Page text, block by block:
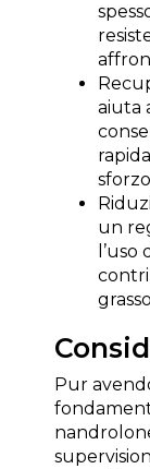
aiuta
un
Pur